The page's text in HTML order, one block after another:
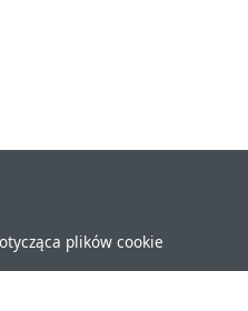
plików cookie